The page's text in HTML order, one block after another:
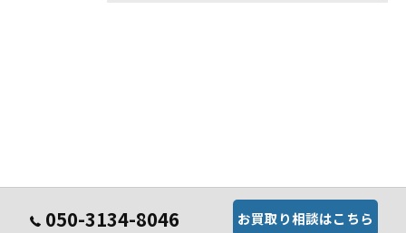
050-3134-8046 お買取り相談はこちら